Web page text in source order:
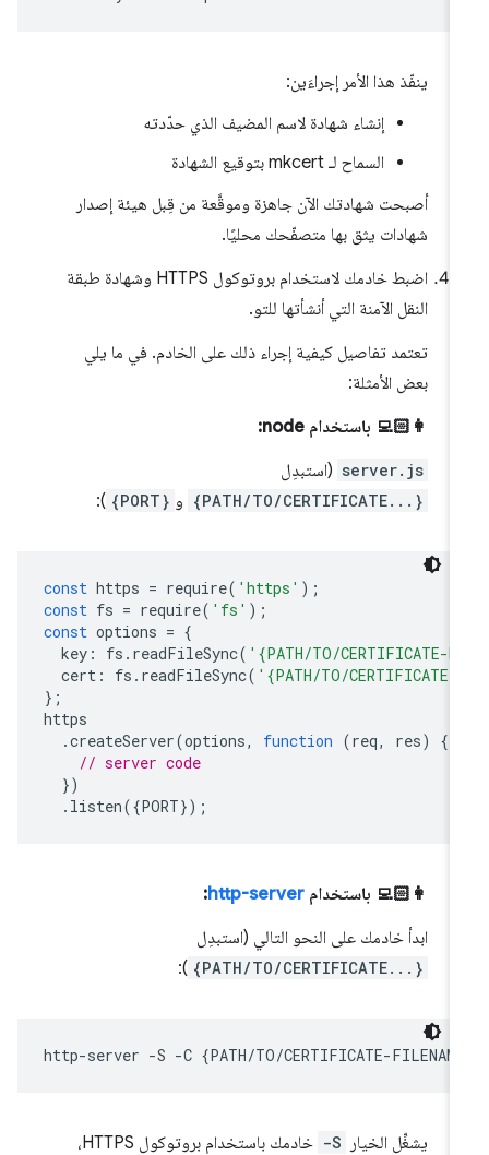
ينفّذ هذا الأمر إجراءَين:
إنشاء شهادة لاسم المضيف الذي حدّدته
السماح لـ mkcert بتوقيع الشهادة
أصبحت شهادتك الآن جاهزة وموقَّعة من قِبل هيئة إصدار
شهادات يثق بها متصفّحك محليًا.
اضبط خادمك لاستخدام بروتوكول HTTPS وشهادة طبقة
النقل الآمنة التي أنشأتها للتو.
تعتمد تفاصيل كيفية إجراء ذلك على الخادم. في ما يلي
بعض الأمثلة:
👩🏻‍💻 باستخدام node:
server.js (استبدِل
{PATH/TO/CERTIFICATE...} و {PORT}
):
const https = require('https'
const fs = require( 'fs'
const options
key: fs.readFileSync('{PATH/TO/CERTIFICATE-
cert: fs.readFileSync('{PATH/TO/CERTIFICATE-
https
.createServer(options, function (req, res
// server code
.listen({PORT
👩🏻‍💻 باستخدامhttp-server
:
ابدأ خادمك على النحو التالي (استبدِل
{PATH/TO/CERTIFICATE...}
):
http-server -S -C {PATH/TO/CERTIFICATE-FILENAME
يشغِّل الخيار -S
خادمك باستخدام بروتوكول HTTPS،